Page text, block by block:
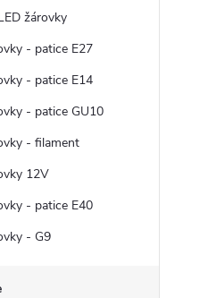
žárovky
- patice E27
- patice E14
- patice GU10
- filament
12V
- patice E40
- G9